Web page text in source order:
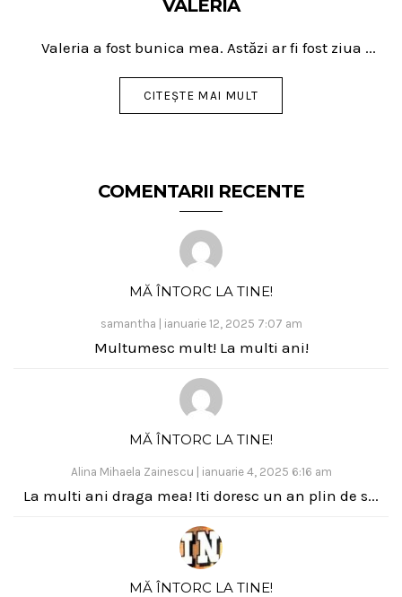
VALERIA
Valeria a fost bunica mea. Astăzi ar fi fost ziua ...
CITEȘTE MAI MULT
COMENTARII RECENTE
MĂ ÎNTORC LA TINE!
samantha ianuarie 12, 2025 7:07 am
Multumesc mult! La multi ani!
MĂ ÎNTORC LA TINE!
Alina Mihaela Zainescu ianuarie 4, 2025 6:16 am
La multi ani draga mea! Iti doresc un an plin de s...
MĂ ÎNTORC LA TINE!